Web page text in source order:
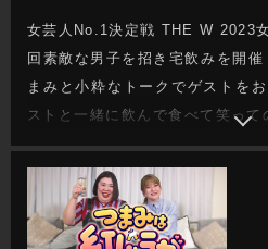
女芸人No.1決定戦 THE W 2023
回素敵な男子を招き宅飲みを開
まみと小粋なトークでゲストを
ストと一緒に飲んで食べて笑っ
さんも一緒に宅飲みしてるような